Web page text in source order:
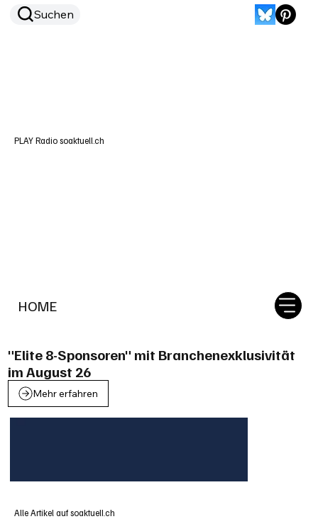
HOME
Suchen
PLAY Radio soaktuell.ch
"Elite 8-Sponsoren" mit Branchenexklusivität
im August 26
Mehr erfahren
Alle Artikel auf soaktuell.ch